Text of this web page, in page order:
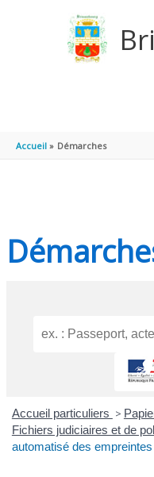
Accueil Démarches
Accueil particuliers >
Fichiers judiciaires et de
automatisé des